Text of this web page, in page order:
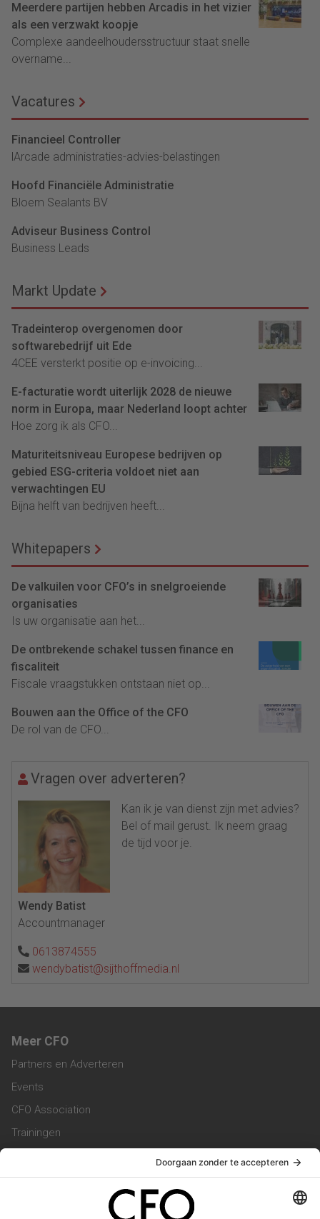
Meerdere partijen hebben Arcadis in het vizier
als een verzwakt koopje
Complexe aandeelhoudersstructuur staat snelle
overname...
Vacatures
Financieel Controller
lArcade administraties-advies-belastingen
Hoofd Financiële Administratie
Bloem Sealants BV
Adviseur Business Control
Business Leads
Markt Update
Tradeinterop overgenomen door
softwarebedrijf uit Ede
4CEE versterkt positie op e-invoicing...
E-facturatie wordt uiterlijk 2028 de nieuwe
norm in Europa, maar Nederland loopt achter
Hoe zorg ik als CFO...
Maturiteitsniveau Europese bedrijven op
gebied ESG-criteria voldoet niet aan
verwachtingen EU
Bijna helft van bedrijven heeft...
Whitepapers
De valkuilen voor CFO’s in snelgroeiende
organisaties
Is uw organisatie aan het...
De ontbrekende schakel tussen finance en
fiscaliteit
Fiscale vraagstukken ontstaan niet op...
Bouwen aan the Office of the CFO
De rol van de CFO...
Vragen over adverteren?
Kan ik je van dienst zijn met advies?
Bel of mail gerust. Ik neem graag
de tijd voor je.
Wendy Batist
Accountmanager
0613874555
wendybatist@sijthoffmedia.nl
Meer CFO
Partners en Adverteren
Events
CFO Association
Trainingen
Vacatures
Service & Contact